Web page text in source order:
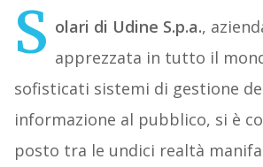
S olari di Udine S.p.a.,
apprezzata in tutto il
sofisticati sistemi di gestione
informazione al pubblico, si è
posto tra le undici realtà